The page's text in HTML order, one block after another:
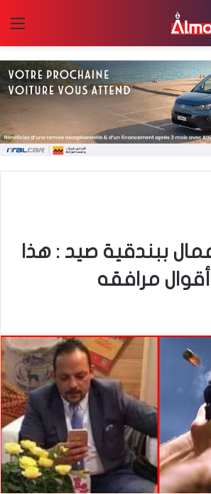
ببندقية صيد : هذا
مرافقه